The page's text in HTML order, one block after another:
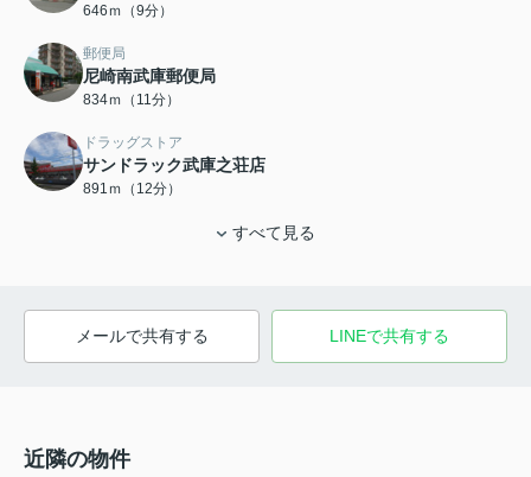
646ｍ（9分）
郵便局
尼崎南武庫郵便局
834ｍ（11分）
ドラッグストア
サンドラック武庫之荘店
891ｍ（12分）
すべて見る
メールで共有する LINEで共有する
近隣の物件